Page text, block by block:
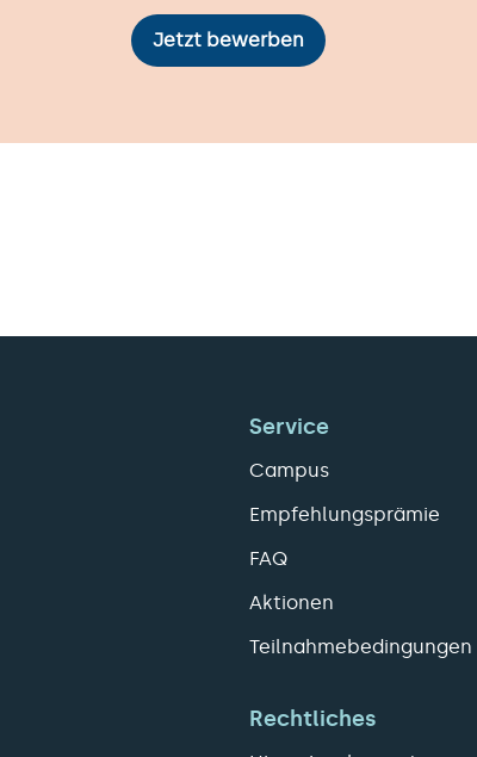
Jetzt bewerben
Service
Campus
Empfehlungsprämie
FAQ
Aktionen
Teilnahmebedingungen
Rechtliches